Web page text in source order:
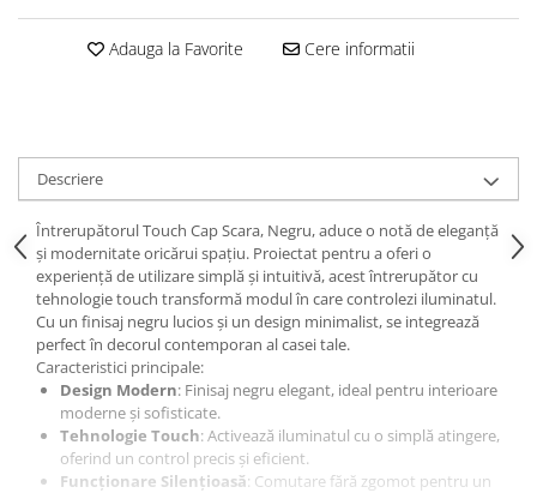
Adauga la Favorite Cere informatii
Descriere
Întrerupătorul Touch Cap Scara, Negru, aduce o notă de eleganță
și modernitate oricărui spațiu. Proiectat pentru a oferi o
experiență de utilizare simplă și intuitivă, acest întrerupător cu
tehnologie touch transformă modul în care controlezi iluminatul.
Cu un finisaj negru lucios și un design minimalist, se integrează
perfect în decorul contemporan al casei tale.
Caracteristici principale:
Design Modern: Finisaj negru elegant, ideal pentru interioare
moderne și sofisticate.
Tehnologie Touch: Activează iluminatul cu o simplă atingere,
oferind un control precis și eficient.
Funcționare Silențioasă: Comutare fără zgomot pentru un